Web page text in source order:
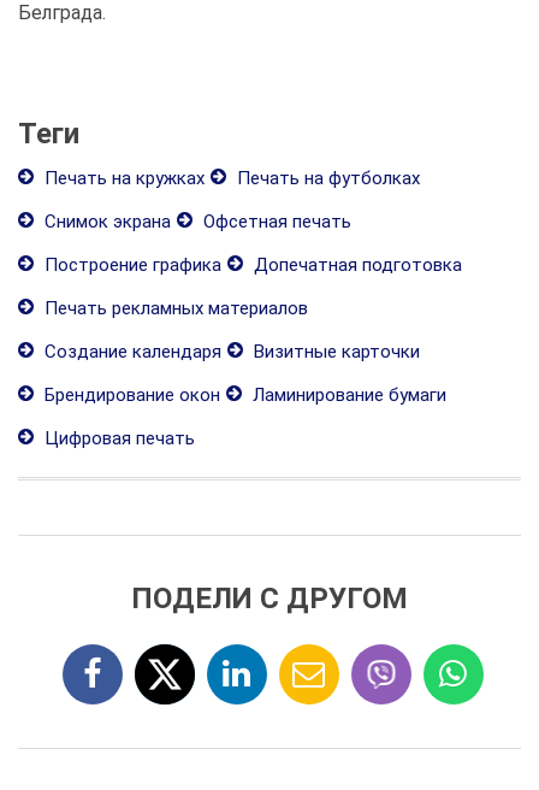
Белграда.
Теги
Печать на кружках
Печать на футболках
Снимок экрана
Офсетная печать
Построение графика
Допечатная подготовка
Печать рекламных материалов
Создание календаря
Визитные карточки
Брендирование окон
Ламинирование бумаги
Цифровая печать
ПОДЕЛИ С ДРУГОМ